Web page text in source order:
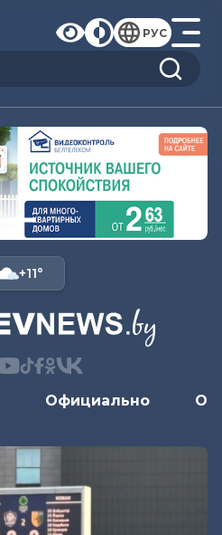
РУС
+11°
Официально